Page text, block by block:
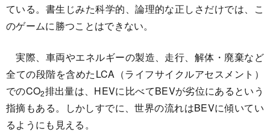
ている。書生じみた科学的、論理的な正しさだけでは、こ
のゲームに勝つことはできない。
実際、車両やエネルギーの製造、走行、解体・廃棄など
全ての段階を含めたLCA（ライフサイクルアセスメント）
でのCO2排出量は、HEVに比べてBEVが劣位にあるという
指摘もある。しかしすでに、世界の流れはBEVに傾いてい
るようにも見える。